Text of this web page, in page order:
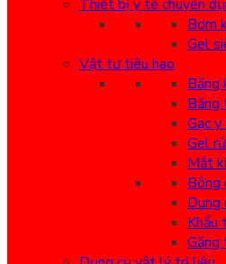
Thiết bị y tế chuyên
Bơm
Gel
Vật tư tiêu hao
Băng
Băng
Gạc
Gel
Mắt
Bông
Dung
Khẩu